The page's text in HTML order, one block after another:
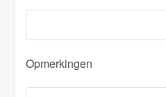
e
e
l
Opmerkingen